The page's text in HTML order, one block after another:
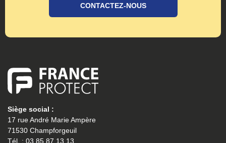
CONTACTEZ-NOUS
Siège social :
17 rue André Marie Ampère
71530 Champforgeuil
Tél. : 03 85 87 13 13